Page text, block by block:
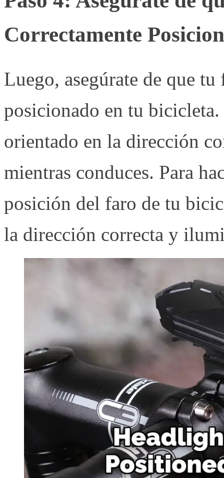
Correctamente
Luego, asegúrate de que tu
posicionado en tu bicicleta.
orientado en la dirección
mientras conduces. Para
posición del faro de tu
la dirección correcta y